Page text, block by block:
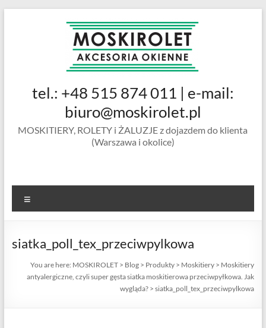
MOSKIROLET
siatki na
okienne |
ramkowe i
drzwiowe
tel.: +48 515 874 011 | e-mail:
biuro@moskirolet.pl
MOSKITIERY, ROLETY i ŻALUZJE z dojazdem do klienta
(Warszawa i okolice)
siatka_poll_tex_przeciwpylkowa
You are here: MOSKIROLET > Blog > Produkty > Moskitiery > Moskitiery
antyalergiczne, czyli super gęsta siatka moskitierowa przeciwpyłkowa. Jak
wygląda? >siatka_poll_tex_przeciwpylkowa